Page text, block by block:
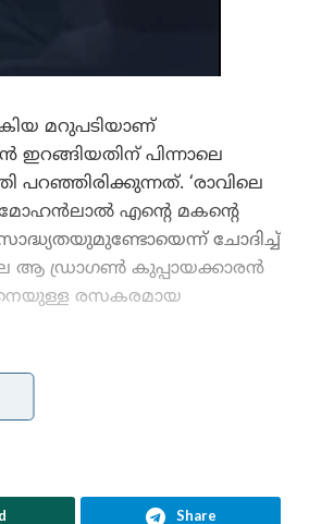
മറുപടിയാണ്
പിന്നാലെ
‘രാവിലെ
മോഹൻലാൽ എന്റെ മകന്റെ
സാദ്ധ്യതയുമുണ്ടോയെന്ന് ചോദിച്ച്
ആ ഡ്രാഗൺ കുപ്പായക്കാരൻ
രസകരമായ
പ്രേക്ഷകർ പറയുന്നത്.
ഭൂരിഭാഗത്തിന്റെയും
Share